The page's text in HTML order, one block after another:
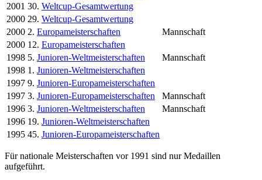
2001 30. Weltcup-Gesamtwertung
2000 29. Weltcup-Gesamtwertung
2000 2. Europameisterschaften
Mannschaft
2000 12. Europameisterschaften
1998 5. Junioren-Weltmeisterschaften
Mannschaft
1998 1. Junioren-Weltmeisterschaften
1997 9. Junioren-Europameisterschaften
1997 3. Junioren-Europameisterschaften
Mannschaft
1996 3. Junioren-Weltmeisterschaften
Mannschaft
1996 19. Junioren-Weltmeisterschaften
1995 45. Junioren-Europameisterschaften
Für nationale Meisterschaften vor 1991 sind nur Medaillen
aufgeführt.